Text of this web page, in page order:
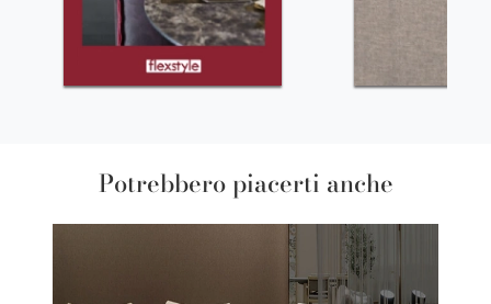
Potrebbero piacerti anche